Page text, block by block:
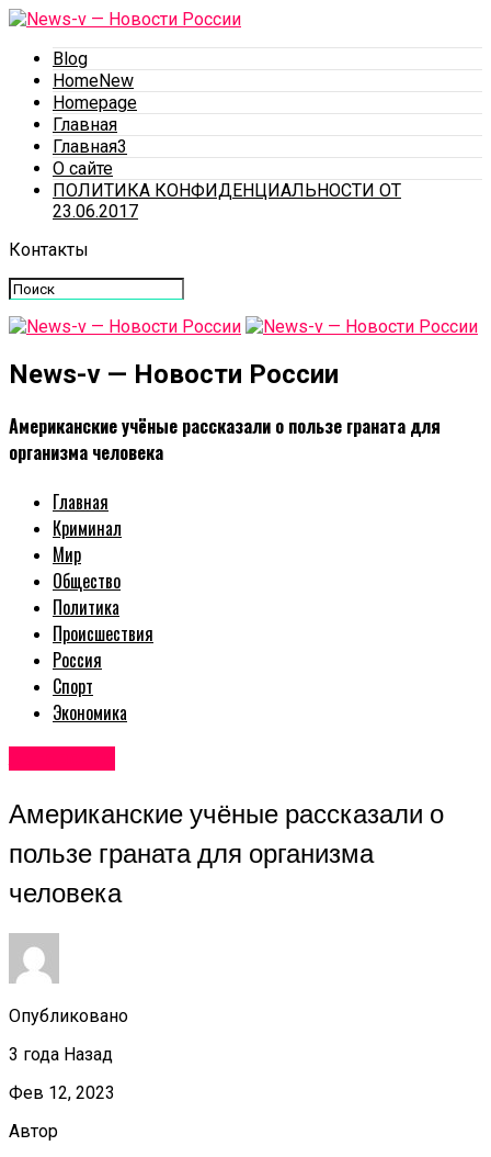
Blog
HomeNew
Homepage
Главная
Главная3
О сайте
ПОЛИТИКА КОНФИДЕНЦИАЛЬНОСТИ ОТ
23.06.2017
Контакты
News-v — Новости России
Американские учёные рассказали о пользе граната для
организма человека
Главная
Криминал
Мир
Общество
Политика
Происшествия
Россия
Спорт
Экономика
Американские учёные рассказали о
пользе граната для организма
человека
Опубликовано
3 года Назад
Фев 12, 2023
Автор